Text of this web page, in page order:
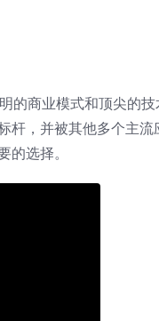
的商业模式和顶尖的技
杆，并被其他多个主流
选择。